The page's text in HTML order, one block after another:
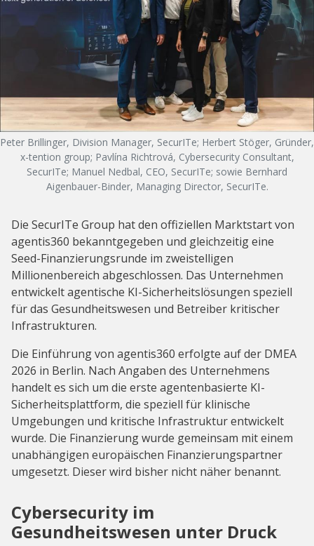
Peter Brillinger, Division Manager, SecurITe; Herbert Stöger, Gründer,
x-tention group; Pavlína Richtrová, Cybersecurity Consultant,
SecurITe; Manuel Nedbal, CEO, SecurITe; sowie Bernhard
Aigenbauer-Binder, Managing Director, SecurITe.
Die SecurITe Group hat den offiziellen Marktstart von
agentis360 bekanntgegeben und gleichzeitig eine
Seed-Finanzierungsrunde im zweistelligen
Millionenbereich abgeschlossen. Das Unternehmen
entwickelt agentische KI-Sicherheitslösungen speziell
für das Gesundheitswesen und Betreiber kritischer
Infrastrukturen.
Die Einführung von agentis360 erfolgte auf der DMEA
2026 in Berlin. Nach Angaben des Unternehmens
handelt es sich um die erste agentenbasierte KI-
Sicherheitsplattform, die speziell für klinische
Umgebungen und kritische Infrastruktur entwickelt
wurde. Die Finanzierung wurde gemeinsam mit einem
unabhängigen europäischen Finanzierungspartner
umgesetzt. Dieser wird bisher nicht näher benannt.
Cybersecurity im
Gesundheitswesen unter Druck